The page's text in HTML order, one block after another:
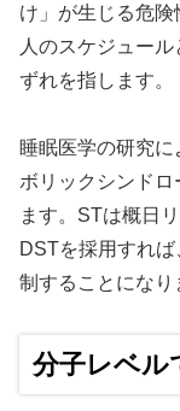
け」が生じる危
人のスケジュー
ずれを指します。
睡眠医学の研究
ボリックシンド
ます。STは概日
DSTを採用すれ
制することになり
分子レベル